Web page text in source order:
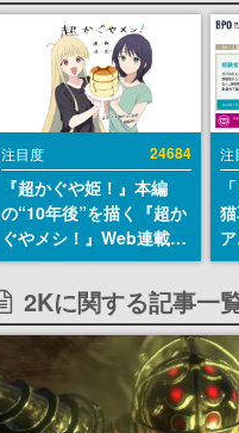
注目度 24684
『超かぐや姫！』本編
の“10年後”を描く『超か
ぐやメシ！』Web連載決
定。新たなWebマンガレ
ーベル「ビビビコミッ
ク」にて特別話が掲載ス
タート、あのお話には…
まだ続きがある！
注
す
2Kに関する記事一